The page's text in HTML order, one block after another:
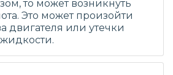
то может возникнуть
Это может произойти
двигателя или утечки